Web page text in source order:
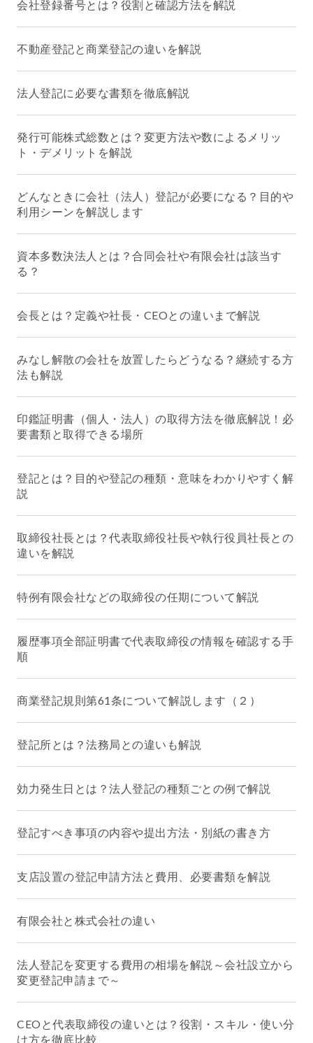
会社登録番号とは？役割と確認方法を解説
不動産登記と商業登記の違いを解説
法人登記に必要な書類を徹底解説
発行可能株式総数とは？変更方法や数によるメリッ
ト・デメリットを解説
どんなときに会社（法人）登記が必要になる？目的や
利用シーンを解説します
資本多数決法人とは？合同会社や有限会社は該当す
る？
会長とは？定義や社長・CEOとの違いまで解説
みなし解散の会社を放置したらどうなる？継続する方
法も解説
印鑑証明書（個人・法人）の取得方法を徹底解説！必
要書類と取得できる場所
登記とは？目的や登記の種類・意味をわかりやすく解
説
取締役社長とは？代表取締役社長や執行役員社長との
違いを解説
特例有限会社などの取締役の任期について解説
履歴事項全部証明書で代表取締役の情報を確認する手
順
商業登記規則第61条について解説します（２）
登記所とは？法務局との違いも解説
効力発生日とは？法人登記の種類ごとの例で解説
登記すべき事項の内容や提出方法・別紙の書き方
支店設置の登記申請方法と費用、必要書類を解説
有限会社と株式会社の違い
法人登記を変更する費用の相場を解説～会社設立から
変更登記申請まで～
CEOと代表取締役の違いとは？役割・スキル・使い分
け方を徹底比較